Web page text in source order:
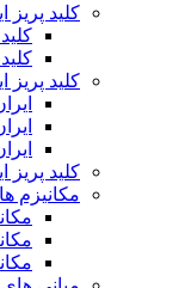
کلید پریز
کلید پریز
کلید پریز
کلید پریز
مکانیزم